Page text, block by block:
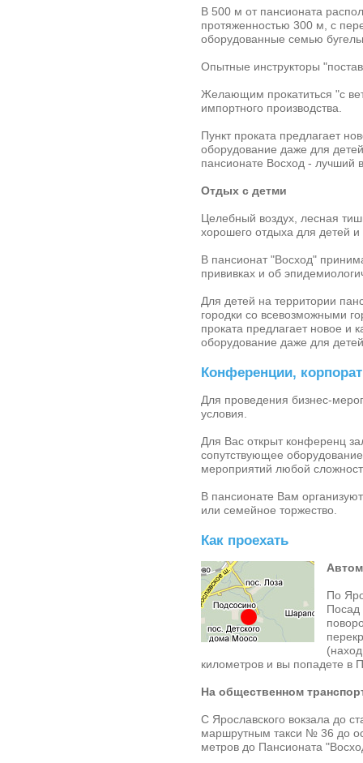
В 500 м от пансионата
протяженностью 300 м, с
оборудованные семью
Опытные инструкторы
Желающим прокатиться "с
импортного производства.
Пункт проката предлагает
оборудование даже для
пансионате Восход - лучший
Отдых с детми
Целебный воздух, лесная
хорошего отдыха для детей и
В пансионат "Восход"
прививках и об
Для детей на территории
городки со всевозможными
проката предлагает новое и
оборудование даже для детей
Конференции,
Для проведения бизнес-
условия.
Для Вас открыт конференц
сопутствующее
мероприятий любой
В пансионате Вам
или семейное торжество.
Как проехать
По
Посад
километров и вы попадете в
На общественном
С Ярославского вокзала до
маршрутным такси № 36 до
метров до Пансионата